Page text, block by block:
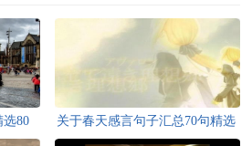
选80
关于春天感言句子汇总70句精选